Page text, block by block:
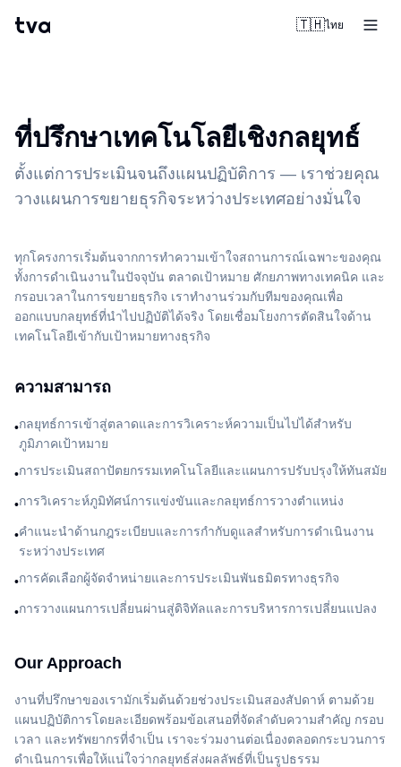
tva 🇹🇭ไทย
ที่ปรึกษาเทคโนโลยีเชิงกลยุทธ์
ตั้งแต่การประเมินจนถึงแผนปฏิบัติการ — เราช่วยคุณ
วางแผนการขยายธุรกิจระหว่างประเทศอย่างมั่นใจ
ทุกโครงการเริ่มต้นจากการทำความเข้าใจสถานการณ์เฉพาะของคุณ
ทั้งการดำเนินงานในปัจจุบัน ตลาดเป้าหมาย ศักยภาพทางเทคนิค และ
กรอบเวลาในการขยายธุรกิจ เราทำงานร่วมกับทีมของคุณเพื่อ
ออกแบบกลยุทธ์ที่นำไปปฏิบัติได้จริง โดยเชื่อมโยงการตัดสินใจด้าน
เทคโนโลยีเข้ากับเป้าหมายทางธุรกิจ
ความสามารถ
•กลยุทธ์การเข้าสู่ตลาดและการวิเคราะห์ความเป็นไปได้สำหรับ
ภูมิภาคเป้าหมาย
•การประเมินสถาปัตยกรรมเทคโนโลยีและแผนการปรับปรุงให้ทันสมัย
•การวิเคราะห์ภูมิทัศน์การแข่งขันและกลยุทธ์การวางตำแหน่ง
•คำแนะนำด้านกฎระเบียบและการกำกับดูแลสำหรับการดำเนินงาน
ระหว่างประเทศ
•การคัดเลือกผู้จัดจำหน่ายและการประเมินพันธมิตรทางธุรกิจ
•การวางแผนการเปลี่ยนผ่านสู่ดิจิทัลและการบริหารการเปลี่ยนแปลง
Our Approach
งานที่ปรึกษาของเรามักเริ่มต้นด้วยช่วงประเมินสองสัปดาห์ ตามด้วย
แผนปฏิบัติการโดยละเอียดพร้อมข้อเสนอที่จัดลำดับความสำคัญ กรอบ
เวลา และทรัพยากรที่จำเป็น เราจะร่วมงานต่อเนื่องตลอดกระบวนการ
ดำเนินการเพื่อให้แน่ใจว่ากลยุทธ์ส่งผลลัพธ์ที่เป็นรูปธรรม